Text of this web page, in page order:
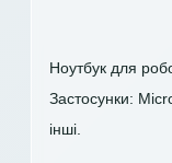
Ноутбук для
Застосунки:
інші.